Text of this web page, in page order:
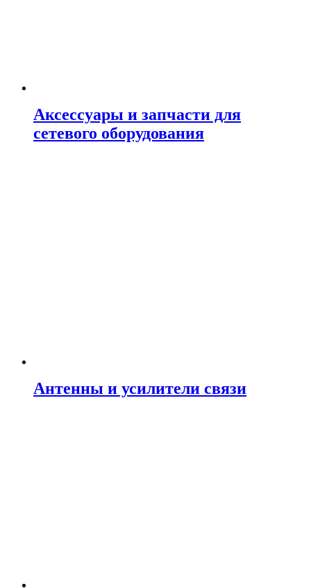
Аксессуары и запчасти для
сетевого оборудования
Антенны и усилители связи